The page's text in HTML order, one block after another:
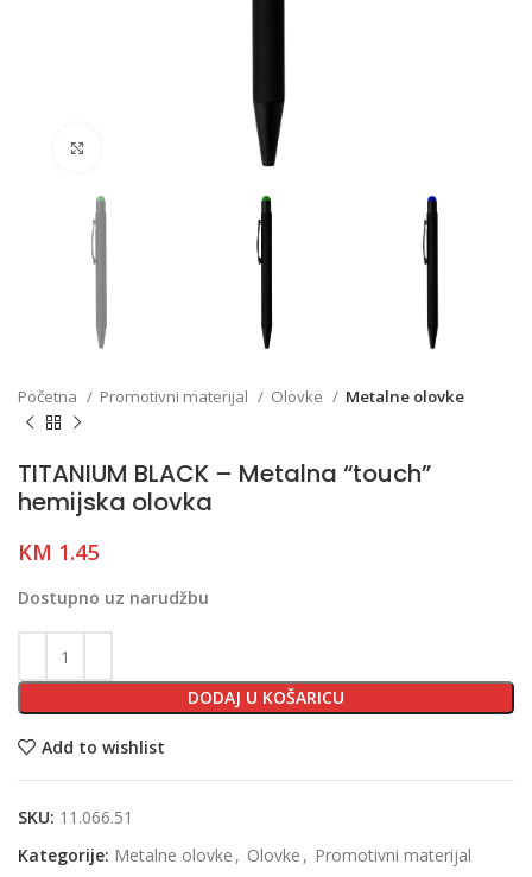
Početna Promotivni materijal Olovke Metalne olovke
TITANIUM BLACK – Metalna “touch”
hemijska olovka
KM 1.45
Dostupno uz narudžbu
DODAJ U KOŠARICU
Add to wishlist
SKU: 11.066.51
Kategorije: Metalne olovke , Olovke , Promotivni materijal